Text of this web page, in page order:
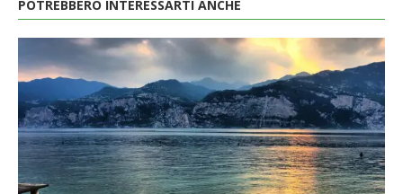
POTREBBERO INTERESSARTI ANCHE